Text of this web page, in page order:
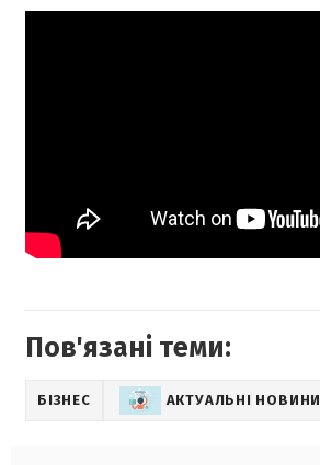
Пов'язані теми:
БІЗНЕС АКТУАЛЬНІ НОВИНИ